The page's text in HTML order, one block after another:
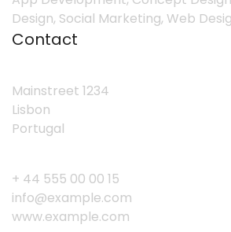
Design, Social Marketing, Web
Contact
Mainstreet 1234
Lisbon
Portugal
+ 44 555 00 00 15
info@example.com
www.example.com